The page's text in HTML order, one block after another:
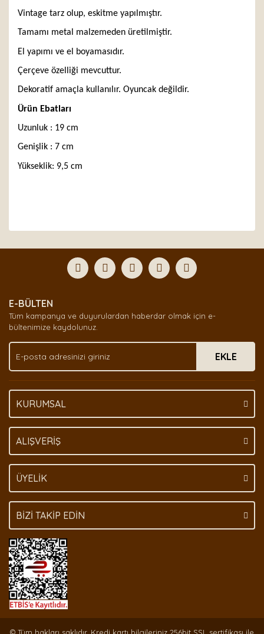
Vintage tarz olup, eskitme yapılmıştır.
Tamamı metal malzemeden üretilmiştir.
El yapımı ve el boyamasıdır.
Çerçeve özelliği mevcuttur.
Dekoratif amaçla kullanılır. Oyuncak değildir.
Ürün Ebatları
Uzunluk : 19 cm
Genişlik : 7 cm
Yükseklik: 9,5 cm
Yorum Yaz
formunu kullanarak tarafımıza iletebilirsiniz.
Görüş ve önerileriniz için teşekkür ederiz.
Ürün açıklamasında eksik bilgiler bulunuyor.
Ürün bilgilerinde hatalar bulunuyor.
Ürün fiyatı diğer sitelerden daha pahalı.
Bu ürüne benzer farklı alternatifler olmalı.
E-BÜLTEN
Tüm kampanya ve duyurulardan haberdar olmak için e-
bültenimize kaydolunuz.
EKLE
KURUMSAL
ALIŞVERİŞ
ÜYELİK
BİZİ TAKİP EDİN